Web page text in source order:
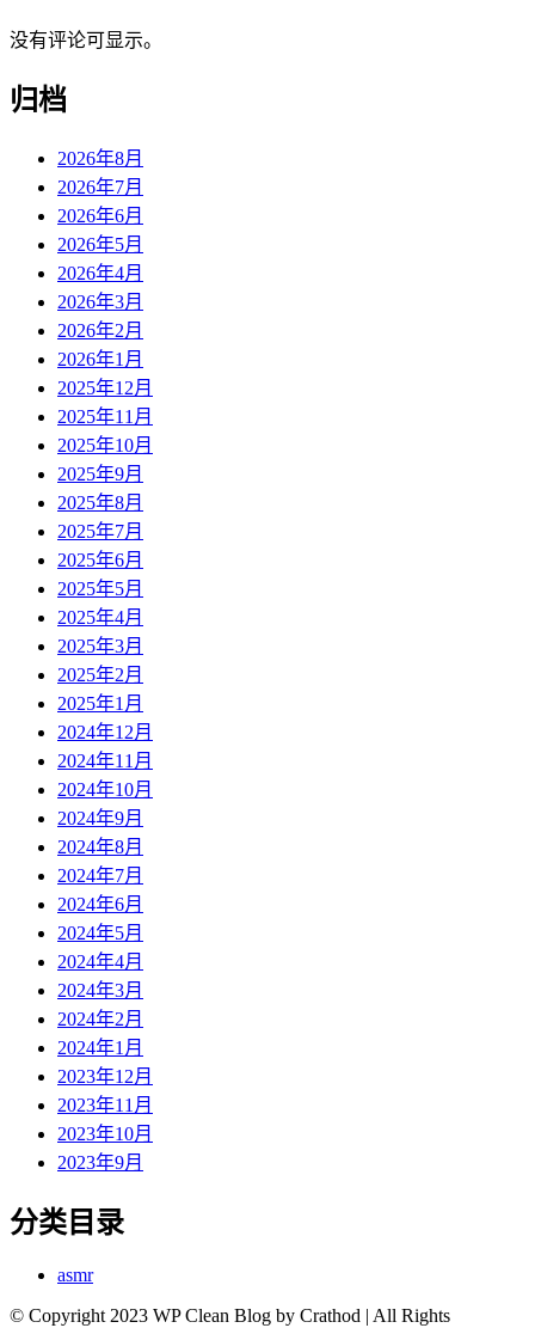
没有评论可显示。
归档
2026年8月
2026年7月
2026年6月
2026年5月
2026年4月
2026年3月
2026年2月
2026年1月
2025年12月
2025年11月
2025年10月
2025年9月
2025年8月
2025年7月
2025年6月
2025年5月
2025年4月
2025年3月
2025年2月
2025年1月
2024年12月
2024年11月
2024年10月
2024年9月
2024年8月
2024年7月
2024年6月
2024年5月
2024年4月
2024年3月
2024年2月
2024年1月
2023年12月
2023年11月
2023年10月
2023年9月
分类目录
asmr
© Copyright 2023 WP Clean Blog by Crathod | All Rights